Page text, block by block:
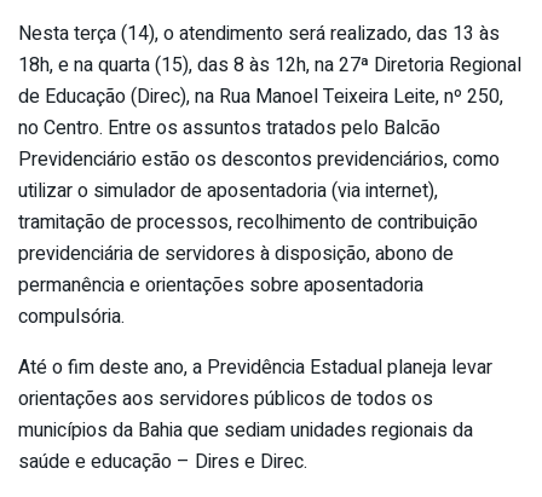
Nesta terça (14), o atendimento será realizado, das 13 às
18h, e na quarta (15), das 8 às 12h, na 27ª Diretoria Regional
de Educação (Direc), na Rua Manoel Teixeira Leite, nº 250,
no Centro. Entre os assuntos tratados pelo Balcão
Previdenciário estão os descontos previdenciários, como
utilizar o simulador de aposentadoria (via internet),
tramitação de processos, recolhimento de contribuição
previdenciária de servidores à disposição, abono de
permanência e orientações sobre aposentadoria
compulsória.
Até o fim deste ano, a Previdência Estadual planeja levar
orientações aos servidores públicos de todos os
municípios da Bahia que sediam unidades regionais da
saúde e educação – Dires e Direc.